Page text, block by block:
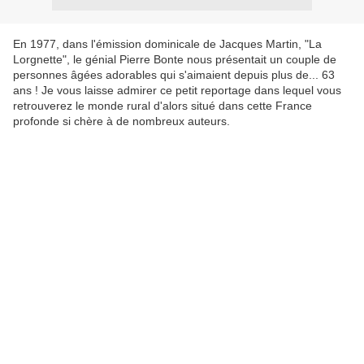
En 1977, dans l'émission dominicale de Jacques Martin, "La
Lorgnette", le génial Pierre Bonte nous présentait un couple de
personnes âgées adorables qui s'aimaient depuis plus de... 63
ans ! Je vous laisse admirer ce petit reportage dans lequel vous
retrouverez le monde rural d'alors situé dans cette France
profonde si chère à de nombreux auteurs.